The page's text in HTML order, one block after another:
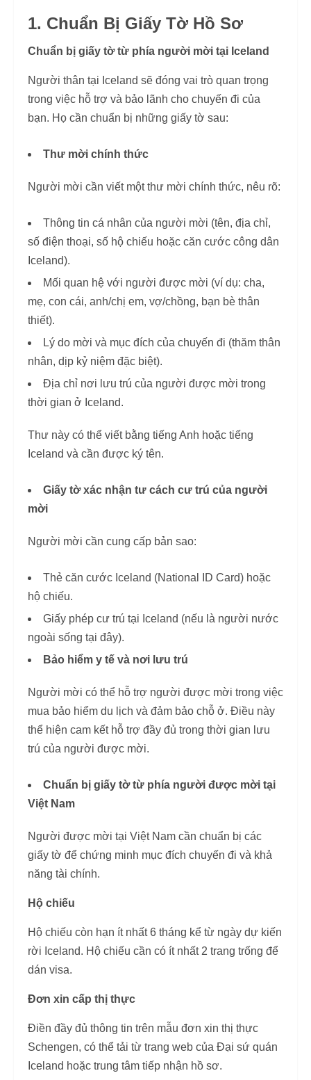
1. Chuẩn Bị Giấy Tờ Hồ Sơ
Chuẩn bị giấy tờ từ phía người mời tại Iceland
Người thân tại Iceland sẽ đóng vai trò quan trọng
trong việc hỗ trợ và bảo lãnh cho chuyến đi của
bạn. Họ cần chuẩn bị những giấy tờ sau:
Thư mời chính thức
Người mời cần viết một thư mời chính thức, nêu rõ:
Thông tin cá nhân của người mời (tên, địa chỉ,
số điện thoại, số hộ chiếu hoặc căn cước công dân
Iceland).
Mối quan hệ với người được mời (ví dụ: cha,
mẹ, con cái, anh/chị em, vợ/chồng, bạn bè thân
thiết).
Lý do mời và mục đích của chuyến đi (thăm thân
nhân, dịp kỷ niệm đặc biệt).
Địa chỉ nơi lưu trú của người được mời trong
thời gian ở Iceland.
Thư này có thể viết bằng tiếng Anh hoặc tiếng
Iceland và cần được ký tên.
Giấy tờ xác nhận tư cách cư trú của người
mời
Người mời cần cung cấp bản sao:
Thẻ căn cước Iceland (National ID Card) hoặc
hộ chiếu.
Giấy phép cư trú tại Iceland (nếu là người nước
ngoài sống tại đây).
Bảo hiểm y tế và nơi lưu trú
Người mời có thể hỗ trợ người được mời trong việc
mua bảo hiểm du lịch và đảm bảo chỗ ở. Điều này
thể hiện cam kết hỗ trợ đầy đủ trong thời gian lưu
trú của người được mời.
Chuẩn bị giấy tờ từ phía người được mời tại
Việt Nam
Người được mời tại Việt Nam cần chuẩn bị các
giấy tờ để chứng minh mục đích chuyến đi và khả
năng tài chính.
Hộ chiếu
Hộ chiếu còn hạn ít nhất 6 tháng kể từ ngày dự kiến
rời Iceland. Hộ chiếu cần có ít nhất 2 trang trống để
dán visa.
Đơn xin cấp thị thực
Điền đầy đủ thông tin trên mẫu đơn xin thị thực
Schengen, có thể tải từ trang web của Đại sứ quán
Iceland hoặc trung tâm tiếp nhận hồ sơ.